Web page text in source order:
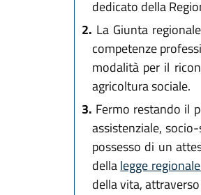
dedicato della
2. La Giunta
competenze
modalità per il
agricoltura sociale.
3. Fermo restando il
assistenziale,
possesso di un
dellalegge
della vita,